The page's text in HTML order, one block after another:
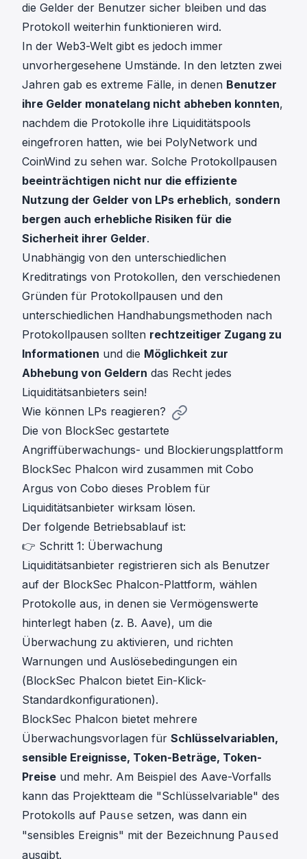
die Gelder der Benutzer sicher bleiben und das
Protokoll weiterhin funktionieren wird.
In der Web3-Welt gibt es jedoch immer
unvorhergesehene Umstände. In den letzten zwei
Jahren gab es extreme Fälle, in denen Benutzer
ihre Gelder monatelang nicht abheben konnten,
nachdem die Protokolle ihre Liquiditätspools
eingefroren hatten, wie bei PolyNetwork und
CoinWind zu sehen war. Solche Protokollpausen
beeinträchtigen nicht nur die effiziente
Nutzung der Gelder von LPs erheblich, sondern
bergen auch erhebliche Risiken für die
Sicherheit ihrer Gelder.
Unabhängig von den unterschiedlichen
Kreditratings von Protokollen, den verschiedenen
Gründen für Protokollpausen und den
unterschiedlichen Handhabungsmethoden nach
Protokollpausen sollten rechtzeitiger Zugang zu
Informationen und die Möglichkeit zur
Abhebung von Geldern das Recht jedes
Liquiditätsanbieters sein!
Wie können LPs reagieren?
Die von BlockSec gestartete
Angriffüberwachungs- und Blockierungsplattform
BlockSec Phalcon wird zusammen mit Cobo
Argus von Cobo dieses Problem für
Liquiditätsanbieter wirksam lösen.
Der folgende Betriebsablauf ist:
👉 Schritt 1: Überwachung
Liquiditätsanbieter registrieren sich als Benutzer
auf der BlockSec Phalcon-Plattform, wählen
Protokolle aus, in denen sie Vermögenswerte
hinterlegt haben (z. B. Aave), um die
Überwachung zu aktivieren, und richten
Warnungen und Auslösebedingungen ein
(BlockSec Phalcon bietet Ein-Klick-
Standardkonfigurationen).
BlockSec Phalcon bietet mehrere
Überwachungsvorlagen für Schlüsselvariablen,
sensible Ereignisse, Token-Beträge, Token-
Preise und mehr. Am Beispiel des Aave-Vorfalls
kann das Projektteam die "Schlüsselvariable" des
Protokolls auf Pause setzen, was dann ein
"sensibles Ereignis" mit der Bezeichnung Paused
ausgibt.